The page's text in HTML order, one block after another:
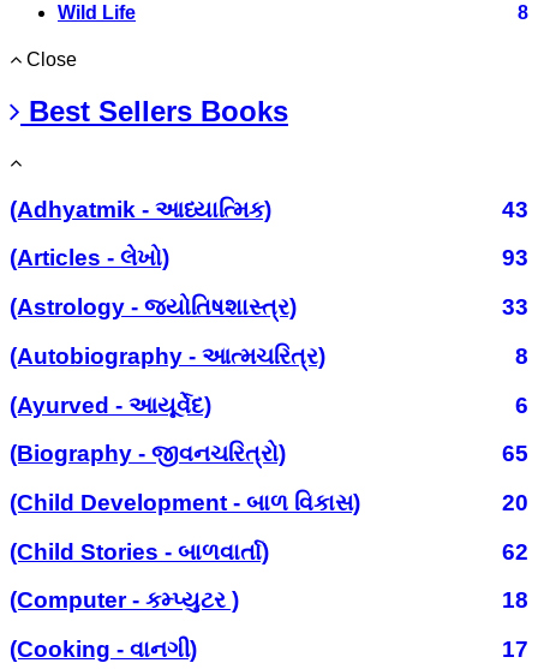
Wild Life 8
Close
Best Sellers Books
(Adhyatmik - આધ્યાત્મિક)
43
(Articles - લેખો)
93
(Astrology - જ્યોતિષશાસ્ત્ર)
33
(Autobiography - આત્મચરિત્ર)
8
(Ayurved - આયૂર્વેદ)
6
(Biography - જીવનચરિત્રો)
65
(Child Development - બાળ વિકાસ)
20
(Child Stories - બાળવાર્તા)
62
(Computer - કમ્પ્યુટર )
18
(Cooking - વાનગી)
17